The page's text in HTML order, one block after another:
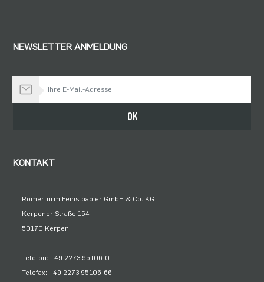
NEWSLETTER ANMELDUNG
OK
KONTAKT
Römerturm Feinstpapier GmbH & Co. KG
Kerpener Straße 154
50170 Kerpen
Telefon: +49 2273 95106-0
Telefax: +49 2273 95106-66